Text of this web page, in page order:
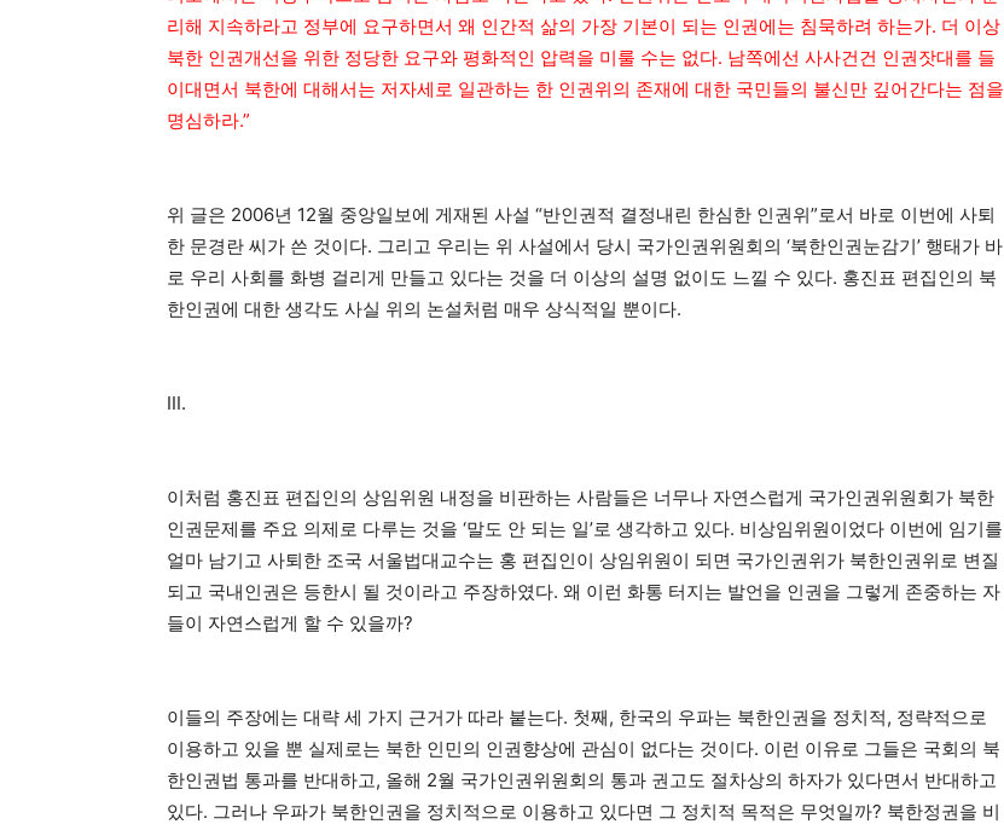
리해 지속하라고 정부에 요구하면서 왜 인간적 삶의 가장 기본이 되는 인권에는 침묵하려 하는가. 더 이상
북한 인권개선을 위한 정당한 요구와 평화적인 압력을 미룰 수는 없다. 남쪽에선 사사건건 인권잣대를 들
이대면서 북한에 대해서는 저자세로 일관하는 한 인권위의 존재에 대한 국민들의 불신만 깊어간다는 점을
명심하라.”
위 글은 2006년 12월 중앙일보에 게재된 사설 “반인권적 결정내린 한심한 인권위”로서 바로 이번에 사퇴
한 문경란 씨가 쓴 것이다. 그리고 우리는 위 사설에서 당시 국가인권위원회의 ‘북한인권눈감기’ 행태가 바
로 우리 사회를 화병 걸리게 만들고 있다는 것을 더 이상의 설명 없이도 느낄 수 있다. 홍진표 편집인의 북
한인권에 대한 생각도 사실 위의 논설처럼 매우 상식적일 뿐이다.
III.
이처럼 홍진표 편집인의 상임위원 내정을 비판하는 사람들은 너무나 자연스럽게 국가인권위원회가 북한
인권문제를 주요 의제로 다루는 것을 ‘말도 안 되는 일’로 생각하고 있다. 비상임위원이었다 이번에 임기를
얼마 남기고 사퇴한 조국 서울법대교수는 홍 편집인이 상임위원이 되면 국가인권위가 북한인권위로 변질
되고 국내인권은 등한시 될 것이라고 주장하였다. 왜 이런 화통 터지는 발언을 인권을 그렇게 존중하는 자
들이 자연스럽게 할 수 있을까?
이들의 주장에는 대략 세 가지 근거가 따라 붙는다. 첫째, 한국의 우파는 북한인권을 정치적, 정략적으로
이용하고 있을 뿐 실제로는 북한 인민의 인권향상에 관심이 없다는 것이다. 이런 이유로 그들은 국회의 북
한인권법 통과를 반대하고, 올해 2월 국가인권위원회의 통과 권고도 절차상의 하자가 있다면서 반대하고
있다. 그러나 우파가 북한인권을 정치적으로 이용하고 있다면 그 정치적 목적은 무엇일까? 북한정권을 비